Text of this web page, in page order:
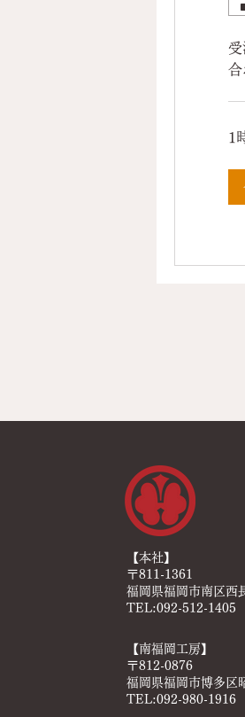
合
1
【本社】
〒811-1361
福岡県福岡市南区西
TEL:092-512-1405
【南福岡工房】
〒812-0876
福岡県福岡市博多区
TEL:092-980-1916